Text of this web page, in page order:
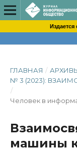
Издается
ГЛАВНАЯ /
№ 3 (2023):
/
Человек в
машины